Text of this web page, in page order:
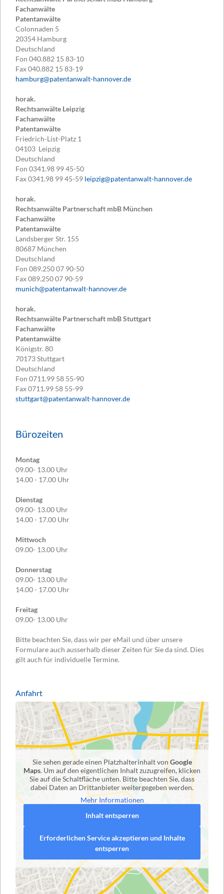
Fachanwälte
Patentanwälte
Colonnaden 5
20354 Hamburg
Deutschland
Fon 040.882 15 83-10
Fax040.882 15 83-19
hamburg@patentanwalt-hannover.de
horak.
Rechtsanwälte Leipzig
Fachanwälte
Patentanwälte
Friedrich-List-Platz 1
04103 Leipzig
Deutschland
Fon 0341.98 99 45-50
Fax0341.98 99 45-59 leipzig@patentanwalt-hannover.de
horak.
Rechtsanwälte Partnerschaft mbB München
Fachanwälte
Patentanwälte
Landsberger Str. 155
80687 München
Deutschland
Fon 089.250 07 90-50
Fax089.250 07 90-59
munich@patentanwalt-hannover.de
horak.
Rechtsanwälte Partnerschaft mbB Stuttgart
Fachanwälte
Patentanwälte
Königstr. 80
70173Stuttgart
Deutschland
Fon 0711.99 58 55-90
Fax0711.99 58 55-99
stuttgart@patentanwalt-hannover.de
Bürozeiten
Montag
09.00- 13.00 Uhr
14.00 - 17.00 Uhr
Dienstag
09.00- 13.00 Uhr
14.00 - 17.00 Uhr
Mittwoch
09.00- 13.00 Uhr
Donnerstag
09.00- 13.00 Uhr
14.00 - 17.00 Uhr
Freitag
09.00- 13.00 Uhr
Bitte beachten Sie, dass wir per eMail und über unsere
Formulare auch ausserhalb dieser Zeiten für Sie da sind. Dies
gilt auch für individuelle Termine.
Anfahrt
Sie sehen gerade einen Platzhalterinhalt von Google
Maps. Um auf den eigentlichen Inhalt zuzugreifen, klicken
Sie auf die Schaltfläche unten. Bitte beachten Sie, dass
dabei Daten an Drittanbieter weitergegeben werden.
Mehr Informationen
Inhalt entsperren
Erforderlichen Service akzeptieren und Inhalte
entsperren